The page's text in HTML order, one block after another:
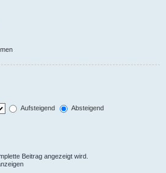
Aufsteigend
Absteigend
Beitrag angezeigt wird.